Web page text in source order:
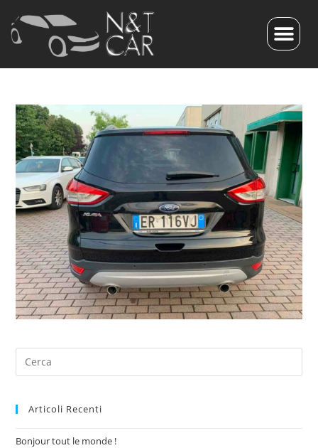
Articoli Recenti
Bonjour tout le monde !